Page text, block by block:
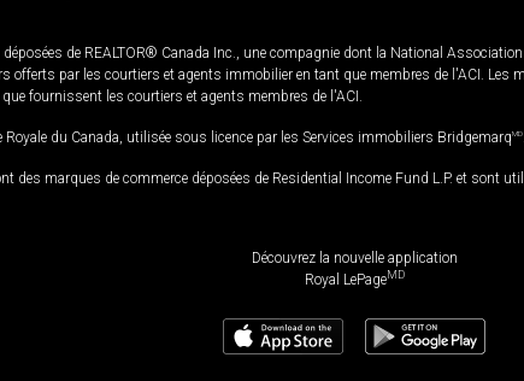
de REALTOR® Canada Inc., une compagnie dont la National
offerts par les courtiers et agents immobilier en tant que membres de l'ACI.
fournissent les courtiers et agents membres de l'ACI.
Royale du Canada, utilisée sous licence par les Services immobiliers BridgemarqMD
des marques de commerce déposées de Residential Income Fund L.P. et sont
Découvrez la nouvelle application
Royal LePageMD